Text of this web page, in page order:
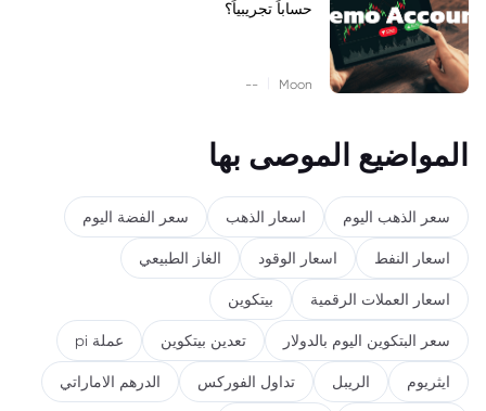
حساباً تجريبياً؟
Moon
--
المواضيع الموصى بها
سعر الذهب اليوم اسعار الذهب سعر الفضة اليوم
اسعار النفط اسعار الوقود الغاز الطبيعي
اسعار العملات الرقمية بيتكوين
سعر البتكوين اليوم بالدولار تعدين بيتكوين عملة pi
ايثريوم الريبل تداول الفوركس الدرهم الاماراتي